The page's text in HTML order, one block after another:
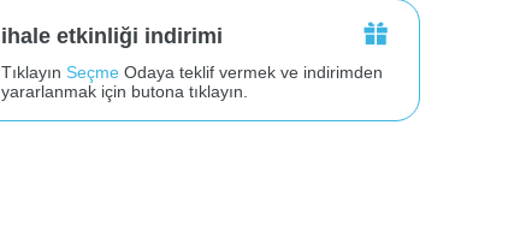
ihale etkinliği indirimi
Tıklayın Seçme Odaya teklif vermek ve indirimden
yararlanmak için butona tıklayın.